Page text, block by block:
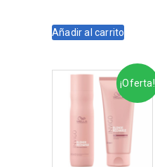
era:
es:
Añadir al carrito
¡Oferta!